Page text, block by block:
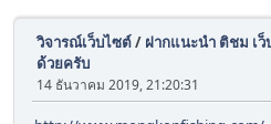
วิจารณ์เว็บไซต์/ ฝากแนะนำ ติชม เ
ด้วยครับ
14 ธันวาคม 2019, 21:20:31